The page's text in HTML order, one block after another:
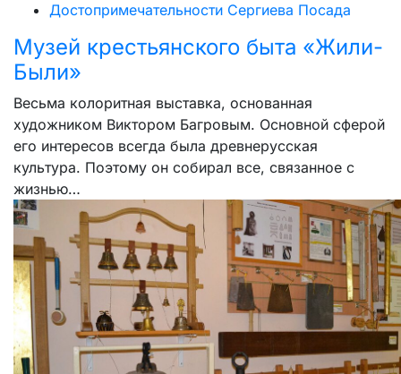
Достопримечательности Сергиева Посада
Музей крестьянского быта «Жили-
Были»
Весьма колоритная выставка, основанная
художником Виктором Багровым. Основной сферой
его интересов всегда была древнерусская
культура. Поэтому он собирал все, связанное с
жизнью…